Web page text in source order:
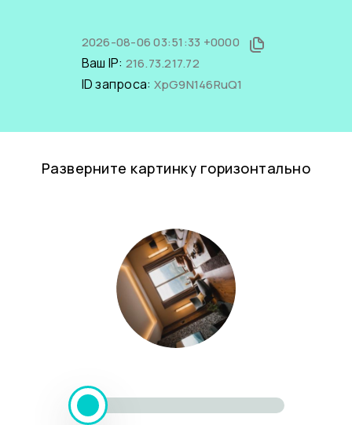
2026-08-06 03:51:33 +0000
Ваш IP: 216.73.217.72
ID запроса: XpG9N146RuQ1
Разверните картинку горизонтально